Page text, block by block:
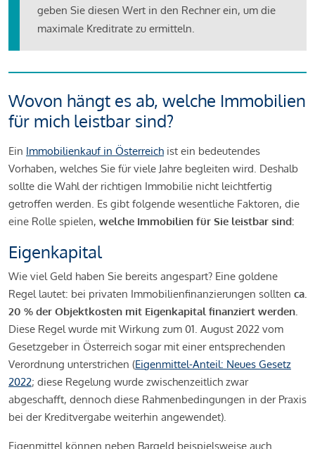
geben Sie diesen Wert in den Rechner ein, um die
maximale Kreditrate zu ermitteln.
Wovon hängt es ab, welche Immobilien
für mich leistbar sind?
Ein Immobilienkauf in Österreich ist ein bedeutendes
Vorhaben, welches Sie für viele Jahre begleiten wird. Deshalb
sollte die Wahl der richtigen Immobilie nicht leichtfertig
getroffen werden. Es gibt folgende wesentliche Faktoren, die
eine Rolle spielen, welche Immobilien für Sie leistbar sind:
Eigenkapital
Wie viel Geld haben Sie bereits angespart? Eine goldene
Regel lautet: bei privaten Immobilienfinanzierungen sollten ca.
20 % der Objektkosten mit Eigenkapital finanziert werden.
Diese Regel wurde mit Wirkung zum 01. August 2022 vom
Gesetzgeber in Österreich sogar mit einer entsprechenden
Verordnung unterstrichen (Eigenmittel-Anteil: Neues Gesetz
2022; diese Regelung wurde zwischenzeitlich zwar
abgeschafft, dennoch diese Rahmenbedingungen in der Praxis
bei der Kreditvergabe weiterhin angewendet).
Eigenmittel können neben Bargeld beispielsweise auch